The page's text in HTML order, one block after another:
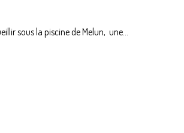
sous la piscine de Melun, une...